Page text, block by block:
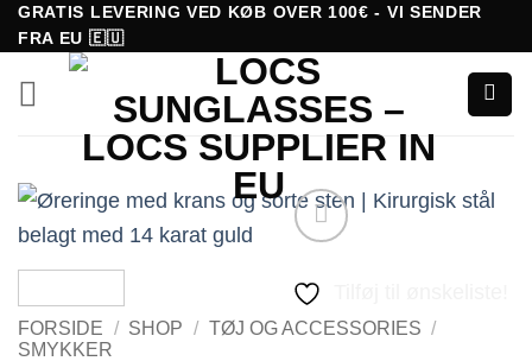
Fortsæt
til
indhold
GRATIS LEVERING VED KØB OVER 100€ - VI SENDER
FRA EU 🇪🇺
FORSIDE / SHOP / TØJ OG ACCESSORIES /
SMYKKER